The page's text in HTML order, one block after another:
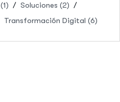
(1) Soluciones (2)
Transformación Digital (6)